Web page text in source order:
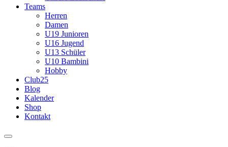
Teams
Herren
Damen
U19 Junioren
U16 Jugend
U13 Schüler
U10 Bambini
Hobby
Club25
Blog
Kalender
Shop
Kontakt